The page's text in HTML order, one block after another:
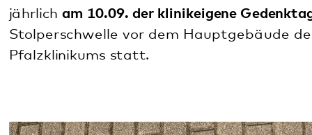
Forschungsprojekt begleitet. Wissenschaftler von
vier Hochschulen untersuchten Patientenakten aus
17 Einrichtungen in Deutschland, darunter auch
solche der damaligen Pfälzischen Nervenklinik
10.09.2023der Autor Alfons Ludwig Ims sein Buch